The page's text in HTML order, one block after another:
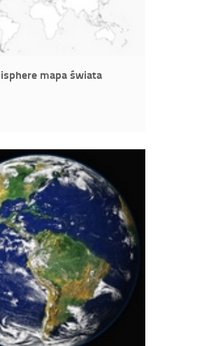
mapa świata